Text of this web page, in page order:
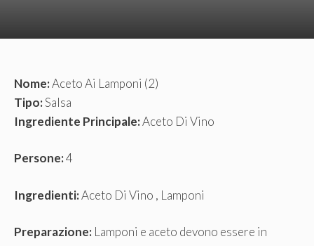
Nome:Aceto Ai Lamponi (2)
Tipo:Salsa
Ingrediente Principale:Aceto Di Vino
Persone:4
Ingredienti:Aceto Di Vino , Lamponi
Preparazione: Lamponi e aceto devono essere in